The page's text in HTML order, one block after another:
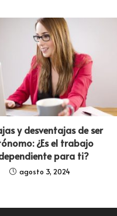
y desventajas de ser
¿Es el trabajo
para ti?
agosto 3, 2024